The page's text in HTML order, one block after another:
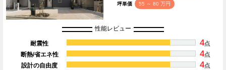
坪単価 55 ～ 80 万円
性能レビュー
耐震性 4点
断熱/省エネ性
4点
設計の自由度
4点